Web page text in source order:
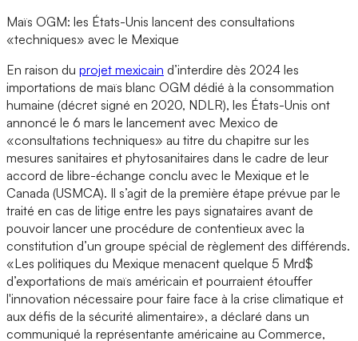
Maïs OGM: les États-Unis lancent des consultations
«techniques» avec le Mexique
En raison du projet mexicain d’interdire dès 2024 les
importations de maïs blanc OGM dédié à la consommation
humaine (décret signé en 2020, NDLR), les États-Unis ont
annoncé le 6 mars le lancement avec Mexico de
«consultations techniques» au titre du chapitre sur les
mesures sanitaires et phytosanitaires dans le cadre de leur
accord de libre-échange conclu avec le Mexique et le
Canada (USMCA). Il s’agit de la première étape prévue par le
traité en cas de litige entre les pays signataires avant de
pouvoir lancer une procédure de contentieux avec la
constitution d’un groupe spécial de règlement des différends.
«Les politiques du Mexique menacent quelque 5 Mrd$
d’exportations de maïs américain et pourraient étouffer
l'innovation nécessaire pour faire face à la crise climatique et
aux défis de la sécurité alimentaire», a déclaré dans un
communiqué la représentante américaine au Commerce,